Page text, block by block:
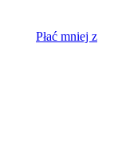
Płać mniej z